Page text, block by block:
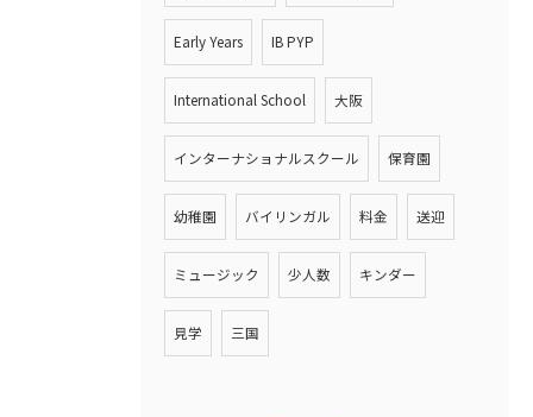
Early Years IB PYP
International School 大阪
インターナショナルスクール 保育園
幼稚園 バイリンガル 料金 送迎
ミュージック 少人数 キンダー
見学 三国